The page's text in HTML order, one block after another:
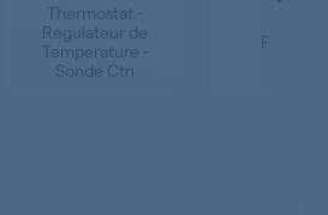
Thermostat -
Regulateur de
Temperature -
Sonde Ctn